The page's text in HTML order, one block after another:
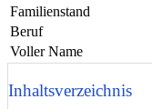
Familienstand
Beruf
Voller Name
Inhaltsverzeichnis